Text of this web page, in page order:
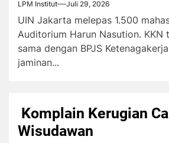
LPM Institut Juli 29, 2026
UIN Jakarta melepas 1.500
Auditorium Harun Nasution. KKN
sama dengan BPJS
jaminan...
Komplain Kerugian
Wisudawan